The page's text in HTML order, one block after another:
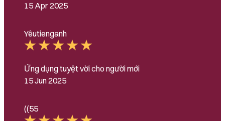
15 Apr 2025
Yêutienganh
Ứng dụng tuyệt vời cho người mới
15 Jun 2025
((55